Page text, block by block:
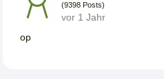
(9398 Posts)
vor 1 Jahr
op